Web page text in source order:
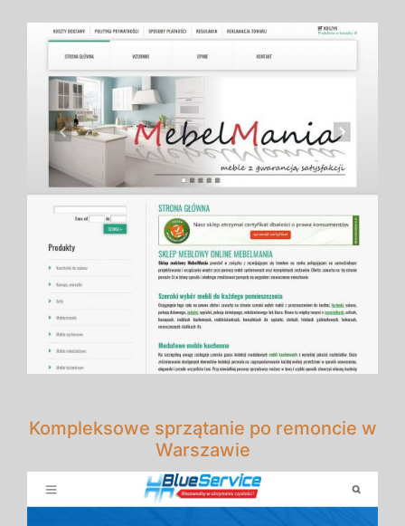
Kompleksowe sprzątanie po remoncie w
Warszawie